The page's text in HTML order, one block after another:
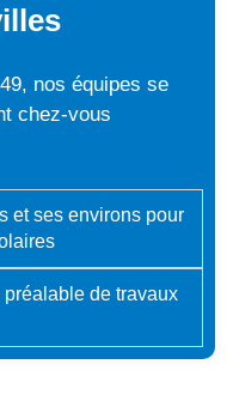
nos équipes se
chez-vous
et ses environs pour
de travaux